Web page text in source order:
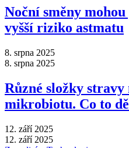
Noční směny
vyšší riziko astmatu
8. srpna 2025
8. srpna 2025
Různé složky
mikrobiotu. Co to
12. září 2025
12. září 2025